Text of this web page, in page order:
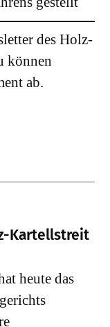
des Holz-
können
ab.
Kartellstreit
heute das